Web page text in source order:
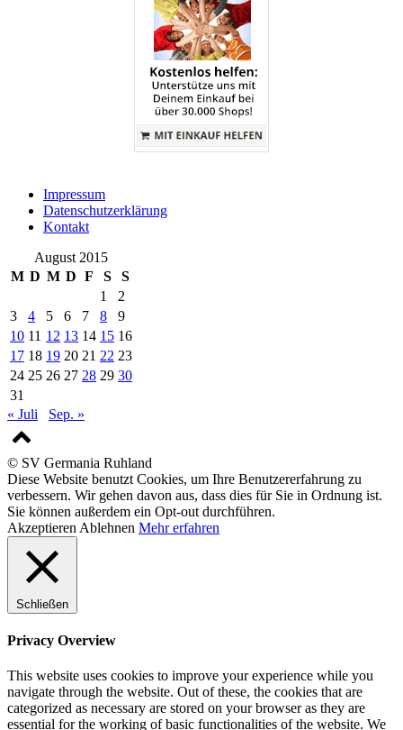
Impressum
Datenschutzerklärung
Kontakt
August 2015
M D M D F S
S
1
2
3
4 5 6 7 8
9
10 11 12 13 14 15 16
17 18 19 20 21 22 23
24 25 26 27 28 29 30
31
« Juli
Sep. »
© SV Germania Ruhland
Diese Website benutzt Cookies, um Ihre Benutzererfahrung zu
verbessern. Wir gehen davon aus, dass dies für Sie in Ordnung ist.
Sie können außerdem ein Opt-out durchführen.
Akzeptieren Ablehnen Mehr erfahren
Schließen
Privacy Overview
This website uses cookies to improve your experience while you
navigate through the website. Out of these, the cookies that are
categorized as necessary are stored on your browser as they are
essential for the working of basic functionalities of the website. We